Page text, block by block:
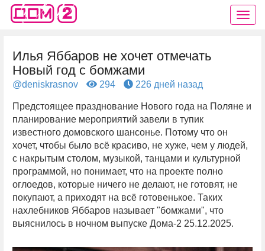
Илья Яббаров не хочет отмечать
Новый год с бомжами
@deniskrasnov 294 226 дней назад
Предстоящее празднование Нового года на Поляне и
планирование мероприятий завели в тупик
известного домовского шансонье. Потому что он
хочет, чтобы было всё красиво, не хуже, чем у людей,
с накрытым столом, музыкой, танцами и культурной
программой, но понимает, что на проекте полно
оглоедов, которые ничего не делают, не готовят, не
покупают, а приходят на всё готовенькое. Таких
нахлебников Яббаров называет "бомжами", что
выяснилось в ночном выпуске Дома-2 25.12.2025.